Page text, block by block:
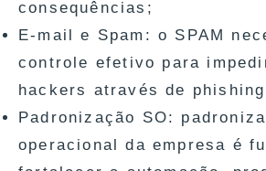
consequências;
E-mail e Spam: o SPAM
controle efetivo para
hackers através de
Padronização SO:
operacional da empresa é